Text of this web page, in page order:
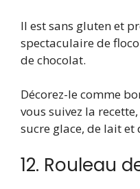
Il est sans gluten et
spectaculaire de
de chocolat.
Décorez-le comme
vous suivez la
sucre glace, de lait et
12. Rouleau